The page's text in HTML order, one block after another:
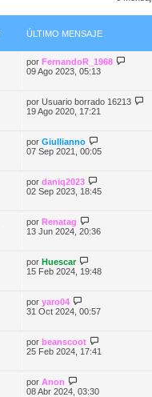
ÚLTIMO MENSAJE
por FernandoR_1968
09 Ago 2023, 05:13
por Usuario borrado 16213
19 Ago 2020, 17:21
por Giullianno
07 Sep 2021, 00:05
por daniq2023
02 Sep 2023, 18:45
por Renatag
13 Jun 2024, 20:36
por Huescar
15 Feb 2024, 19:48
por yaro04
31 Oct 2024, 00:57
por beanscoot
25 Feb 2024, 17:41
por Anon
08 Abr 2024, 03:30